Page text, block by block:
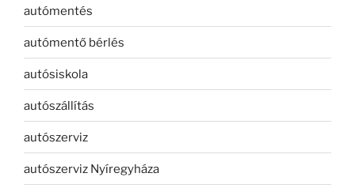
autómentés
autómentő bérlés
autósiskola
autószállítás
autószerviz
autószerviz Nyíregyháza